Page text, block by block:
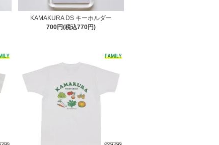
KAMAKURA DS キーホルダー
700円(税込770円)